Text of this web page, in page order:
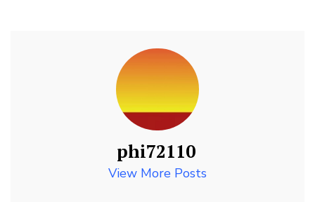
phi72110
View More Posts